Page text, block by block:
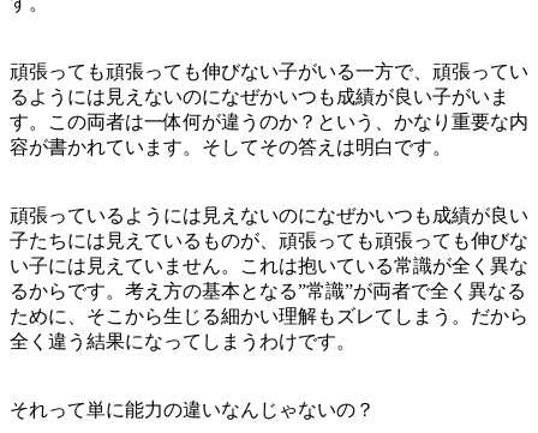
頑張っても頑張っても伸びない子がいる一方で、頑張ってい
るようには見えないのになぜかいつも成績が良い子がいま
す。この両者は一体何が違うのか？という、かなり重要な内
容が書かれています。そしてその答えは明白です。
頑張っているようには見えないのになぜかいつも成績が良い
子たちには見えているものが、頑張っても頑張っても伸びな
い子には見えていません。これは抱いている常識が全く異な
るからです。考え方の基本となる”常識”が両者で全く異なる
ために、そこから生じる細かい理解もズレてしまう。だから
全く違う結果になってしまうわけです。
それって単に能力の違いなんじゃないの？